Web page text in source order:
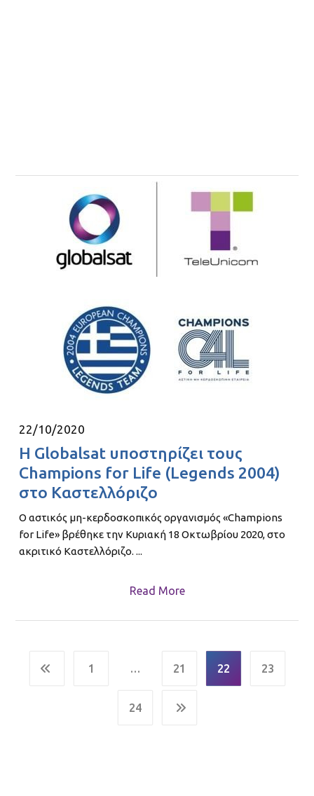
22/10/2020
Η Globalsat υποστηρίζει τους
Champions for Life (Legends 2004)
στο Καστελλόριζο
Ο αστικός μη-κερδοσκοπικός οργανισμός «Champions
for Life» βρέθηκε την Κυριακή 18 Οκτωβρίου 2020, στο
ακριτικό Καστελλόριζο. ...
Read More
1 … 21 22 23
24